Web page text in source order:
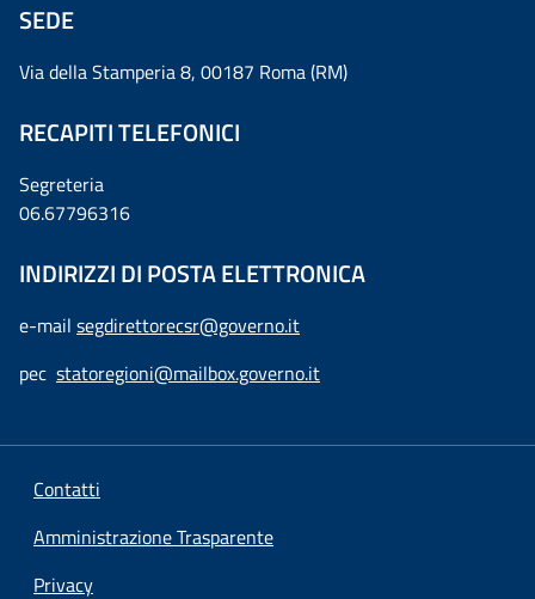
SEDE
Via della Stamperia 8, 00187 Roma (RM)
RECAPITI TELEFONICI
Segreteria
06.67796316
INDIRIZZI DI POSTA ELETTRONICA
e-mail segdirettorecsr@governo.it
pec statoregioni@mailbox.governo.it
Contatti
Amministrazione Trasparente
Privacy